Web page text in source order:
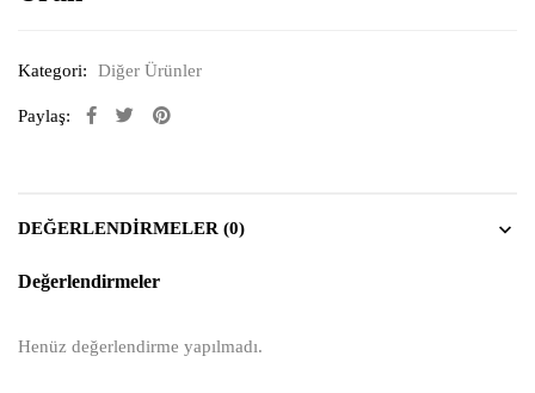
Kategori: Diğer Ürünler
Paylaş:
DEĞERLENDIRMELER (0)
Değerlendirmeler
Henüz değerlendirme yapılmadı.